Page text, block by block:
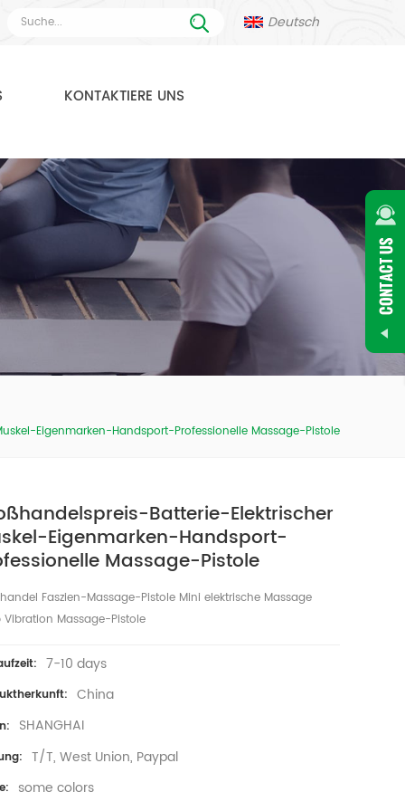
Deutsch
KONTAKTIERE UNS
Eigenmarken-Handsport-Professionelle Massage-Pistole
Batterie-Elektrischer
Eigenmarken-Handsport-
Massage-Pistole
Faszien-Massage-Pistole Mini elektrische Massage
Vibration Massage-Pistole
7-10 days
China
SHANGHAI
T/T, West Union, Paypal
some colors